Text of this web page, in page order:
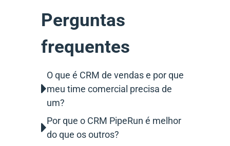
Perguntas
frequentes
O que é CRM de vendas e por que
meu time comercial precisa de
um?
Por que o CRM PipeRun é melhor
do que os outros?